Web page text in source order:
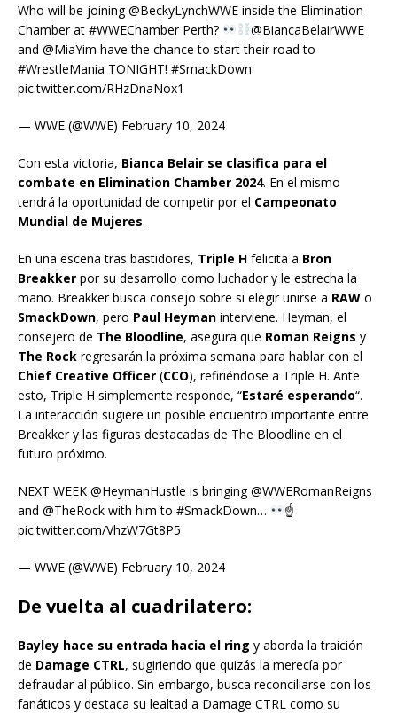
Who will be joining @BeckyLynchWWE inside the Elimination
Chamber at #WWEChamber Perth?
@BiancaBelairWWE
and @MiaYim have the chance to start their road to
#WrestleMania TONIGHT! #SmackDown
pic.twitter.com/RHzDnaNox1
— WWE (@WWE) February 10, 2024
Con esta victoria, Bianca Belair se clasifica para el
combate en Elimination Chamber 2024. En el mismo
tendrá la oportunidad de competir por el Campeonato
Mundial de Mujeres.
En una escena tras bastidores, Triple H felicita a Bron
Breakker por su desarrollo como luchador y le estrecha la
mano. Breakker busca consejo sobre si elegir unirse a RAW o
SmackDown, pero Paul Heyman interviene. Heyman, el
consejero de The Bloodline, asegura que Roman Reigns y
The Rock regresarán la próxima semana para hablar con el
Chief Creative Officer (CCO), refiriéndose a Triple H. Ante
esto, Triple H simplemente responde, “Estaré esperando“.
La interacción sugiere un posible encuentro importante entre
Breakker y las figuras destacadas de The Bloodline en el
futuro próximo.
NEXT WEEK @HeymanHustle is bringing @WWERomanReigns
and @TheRock with him to #SmackDown…
☝
pic.twitter.com/VhzW7Gt8P5
— WWE (@WWE) February 10, 2024
De vuelta al cuadrilatero:
Bayley hace su entrada hacia el ring y aborda la traición
de Damage CTRL, sugiriendo que quizás la merecía por
defraudar al público. Sin embargo, busca reconciliarse con los
fanáticos y destaca su lealtad a Damage CTRL como su